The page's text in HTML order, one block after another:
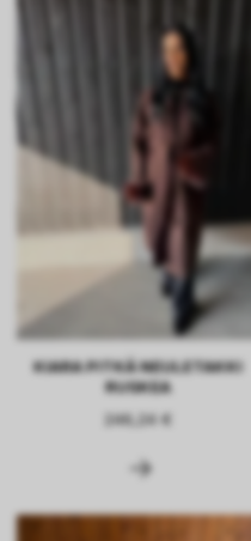
KIARA PITKÄ NEULETAKKI
RUSKEA
246,24 €